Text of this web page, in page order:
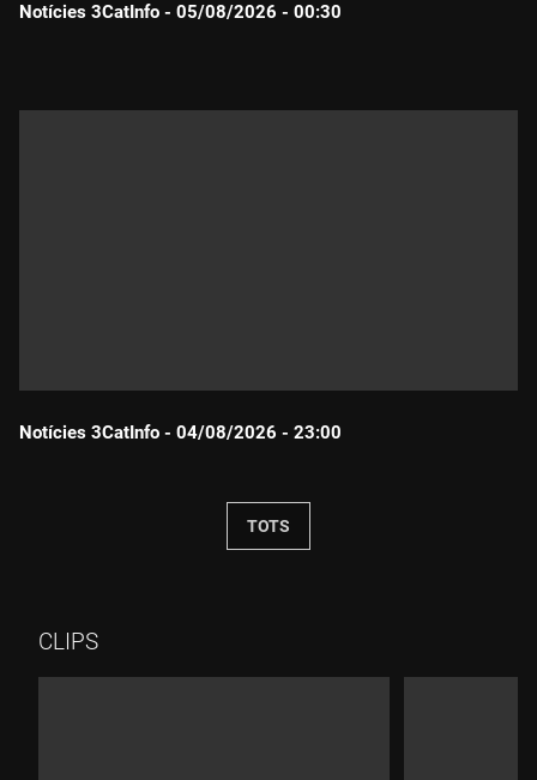
Notícies 3CatInfo - 05/08/2026 - 00:30
Notícies 3CatInfo - 04/08/2026 - 23:00
TOTS
CLIPS